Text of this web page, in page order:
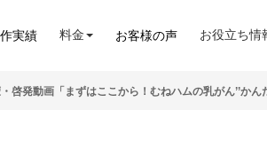
実績 料金 お客様の声 お役立ち情
啓発動画「まずはここから！むねハムの乳がん’’かん